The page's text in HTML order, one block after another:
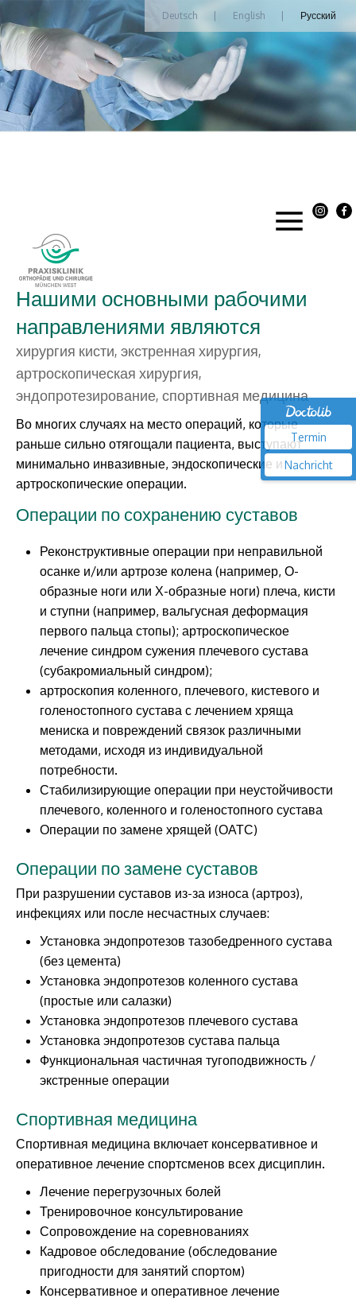
Deutsch English Русский
Нашими основными рабочими
направлениями являются
хирургия кисти, экстренная хирургия,
артроскопическая хирургия,
эндопротезирование, спортивная медицина
Во многих случаях на место операций, которые
раньше сильно отягощали пациента, выступают
минимально инвазивные, эндоскопические и
артроскопические операции.
Операции по сохранению суставов
Реконструктивные операции при неправильной
осанке и/или артрозе колена (например, О-
образные ноги или Х-образные ноги) плеча, кисти
и ступни (например, вальгусная деформация
первого пальца стопы); артроскопическое
лечение синдром сужения плечевого сустава
(субакромиальный синдром);
артроскопия коленного, плечевого, кистевого и
голеностопного сустава с лечением хряща
мениска и повреждений связок различными
методами, исходя из индивидуальной
потребности.
Стабилизирующие операции при неустойчивости
плечевого, коленного и голеностопного сустава
Операции по замене хрящей (ОАТС)
Операции по замене суставов
При разрушении суставов из-за износа (артроз),
инфекциях или после несчастных случаев:
Установка эндопротезов тазобедренного сустава
(без цемента)
Установка эндопротезов коленного сустава
(простые или салазки)
Установка эндопротезов плечевого сустава
Установка эндопротезов сустава пальца
Функциональная частичная тугоподвижность /
экстренные операции
Спортивная медицина
Спортивная медицина включает консервативное и
оперативное лечение спортсменов всех дисциплин.
Лечение перегрузочных болей
Тренировочное консультирование
Сопровождение на соревнованиях
Кадровое обследование (обследование
пригодности для занятий спортом)
Консервативное и оперативное лечение
Termin
Nachricht